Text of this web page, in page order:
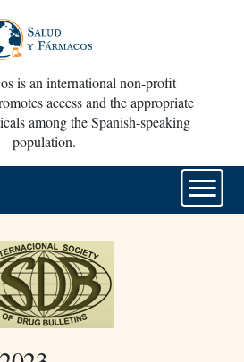
is an international non-profit
access and the appropriate
among the Spanish-speaking
population.